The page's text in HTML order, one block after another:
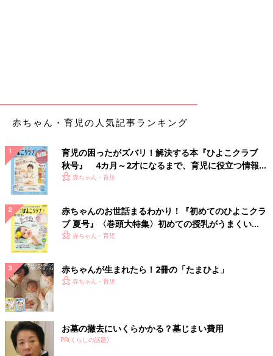
赤ちゃん・育児の人気記事ランキング
育児の困ったがズバリ！解決する本『ひよこクラブ
秋号』 4カ月～2才になるまで、育児に役立つ情報が
いっぱい！
赤ちゃん・育児
赤ちゃんのお世話まるわかり！『初めてのひよこクラ
ブ 夏号』〈巻頭大特集〉初めての授乳がうまくい
く！ おっぱい・ミルクの基本と夏のトラブル 解決テ
赤ちゃん・育児
赤ちゃんが生まれたら！2冊の「たまひよ」
赤ちゃん・育児
お墓の撤去にいくらかかる？墓じまい費用
PR(くらしの話題)